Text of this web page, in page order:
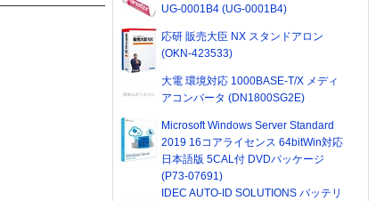
UG-0001B4 (UG-0001B4)
応研 販売大臣 NX スタンドアロン
(OKN-423533)
大電 環境対応 1000BASE-T/X メディ
アコンバータ (DN1800SG2E)
Microsoft Windows Server Standard
2019 16コアライセンス 64bitWin対応
日本語版 5CAL付 DVDパッケージ
(P73-07691)
IDEC AUTO-ID SOLUTIONS バッテリ